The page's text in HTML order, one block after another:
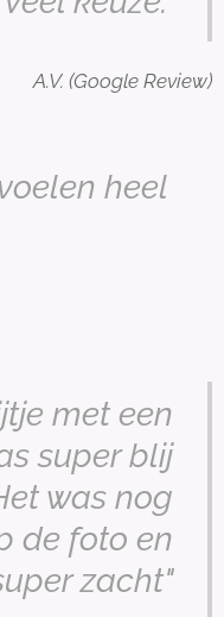
A.V. (Google Review)
heel
met een
super blij
was nog
de foto en
zacht"